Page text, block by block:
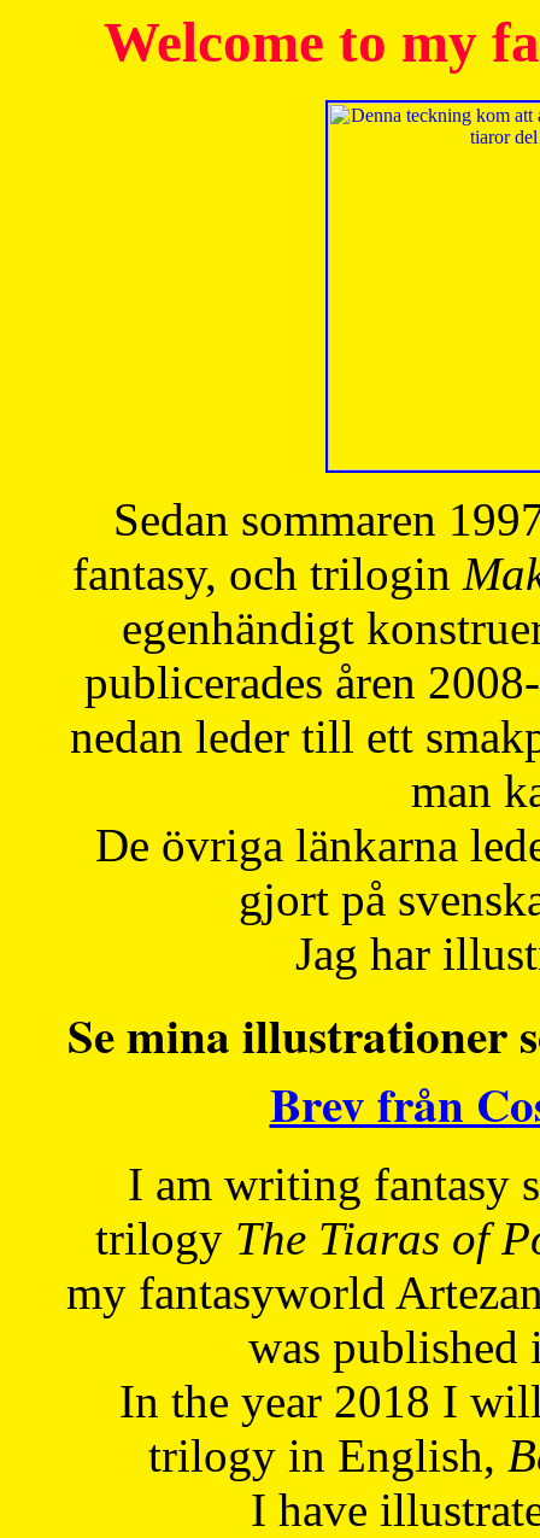
Welcome to my
Sedan sommaren
fantasy, och trilogin
egenhändigt
publicerades åren
nedan leder till ett
man
De övriga länkarna
gjort på
Jag har
Se mina illustrationer
Brev från
I am writing fantasy
trilogy The Tiaras of
my fantasyworld
was published
In the year 2018 I
trilogy in English,
I have